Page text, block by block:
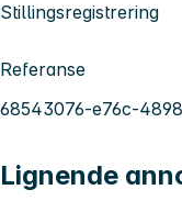
Stillingsregistrering
Referanse
68543076-e76c-
Lignende